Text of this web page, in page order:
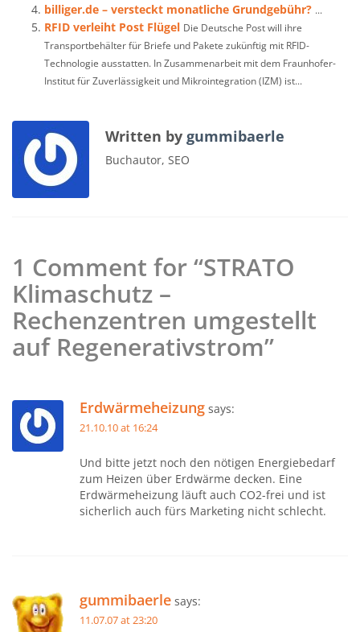
billiger.de – versteckt monatliche Grundgebühr? ...
RFID verleiht Post Flügel Die Deutsche Post will ihre
Transportbehälter für Briefe und Pakete zukünftig mit RFID-
Technologie ausstatten. In Zusammenarbeit mit dem Fraunhofer-
Institut für Zuverlässigkeit und Mikrointegration (IZM) ist...
Written by gummibaerle
Buchautor, SEO
1 Comment for “STRATO
Klimaschutz –
Rechenzentren umgestellt
auf Regenerativstrom”
Erdwärmeheizung says:
21.10.10 at 16:24
Und bitte jetzt noch den nötigen Energiebedarf
zum Heizen über Erdwärme decken. Eine
Erdwärmeheizung läuft auch CO2-frei und ist
sicherlich auch fürs Marketing nicht schlecht.
gummibaerle says:
11.07.07 at 23:20